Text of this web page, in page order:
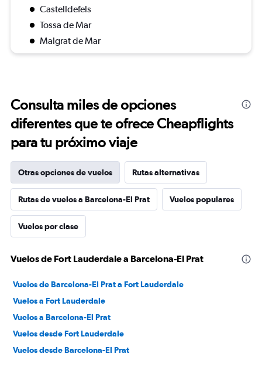
Castelldefels
Tossa de Mar
Malgrat de Mar
Consulta miles de opciones
diferentes que te ofrece Cheapflights
para tu próximo viaje
Otras opciones de vuelos Rutas alternativas
Rutas de vuelos a Barcelona-El Prat Vuelos populares
Vuelos por clase
Vuelos de Fort Lauderdale a Barcelona-El Prat
Vuelos de Barcelona-El Prat a Fort Lauderdale
Vuelos a Fort Lauderdale
Vuelos a Barcelona-El Prat
Vuelos desde Fort Lauderdale
Vuelos desde Barcelona-El Prat